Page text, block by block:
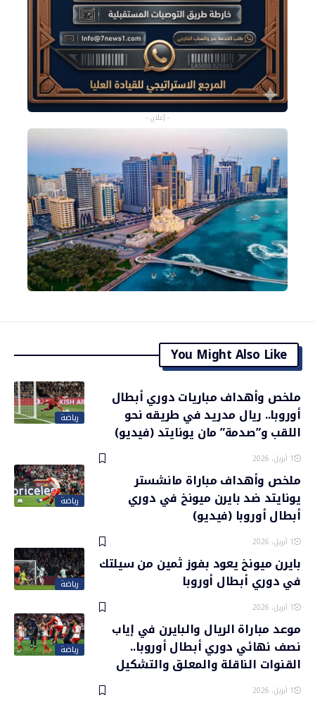
- إعلان -
You Might Also Like
رياضة
ملخص وأهداف مباريات دوري أبطال
أوروبا.. ريال مدريد في طريقه نحو
اللقب و”صدمة” مان يونايتد (فيديو)
1 أبريل، 2026
رياضة
ملخص وأهداف مباراة مانشستر
يونايتد ضد بايرن ميونخ في دوري
أبطال أوروبا (فيديو)
1 أبريل، 2026
رياضة
بايرن ميونخ يعود بفوز ثمين من سيلتك
في دوري أبطال أوروبا
1 أبريل، 2026
رياضة
موعد مباراة الريال والبايرن في إياب
نصف نهائي دوري أبطال أوروبا..
القنوات الناقلة والمعلق والتشكيل
1 أبريل، 2026